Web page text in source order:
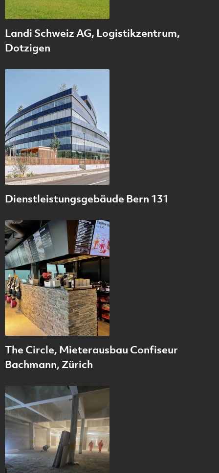
Landi Schweiz AG, Logistikzentrum,
Dotzigen
Dienstleistungsgebäude Bern 131
The Circle, Mieterausbau Confiseur
Bachmann, Zürich